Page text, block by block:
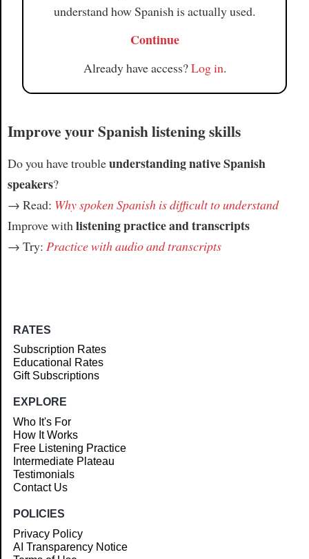
understand how Spanish is actually used.
Continue
Already have access?Log in.
Improve your Spanish listening skills
Do you have troubleunderstanding native Spanish
speakers?
→ Read: Why spoken Spanish is difficult to understand
Improve withlistening practice and transcripts
→ Try: Practice with audio and transcripts
RATES
Subscription Rates
Educational Rates
Gift Subscriptions
EXPLORE
Who It's For
How It Works
Free Listening Practice
Intermediate Plateau
Testimonials
Contact Us
POLICIES
Privacy Policy
AI Transparency Notice